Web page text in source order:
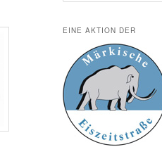
EINE AKTION DER